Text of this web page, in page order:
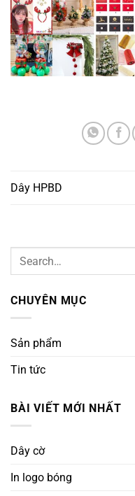
Dây HPBD
CHUYÊN MỤC
Sản phẩm
Tin tức
BÀI VIẾT MỚI NHẤT
Dây cờ
In logo bóng